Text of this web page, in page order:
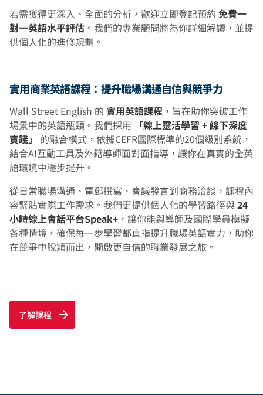
若需獲得更深入、全面的分析，歡迎立即登記預約 免費一
對一英語水平評估 。我們的專業顧問將為你詳細解讀，並提
供個人化的進修規劃。
實用商業英語課程：提升職場溝通自信與競爭力
Wall Street English 的 實用英語課程 ，旨在助你突破工作
場景中的英語瓶頸。我們採用
「線上靈活學習 + 線下深度
實踐」
的融合模式，依據CEFR國際標準的20個級別系統，
結合AI互動工具及外籍導師面對面指導，讓你在真實的全英
語環境中穩步提升。
從日常職場溝通、電郵撰寫、會議發言到商務洽談，課程內
容緊貼實際工作需求。我們更提供個人化的學習路徑與24
小時線上會話平台Speak+ ，讓你能與導師及國際學員模擬
各種情境，確保每一步學習都直指提升職場英語實力，助你
在競爭中脫穎而出，開啟更自信的職業發展之旅。
了解課程